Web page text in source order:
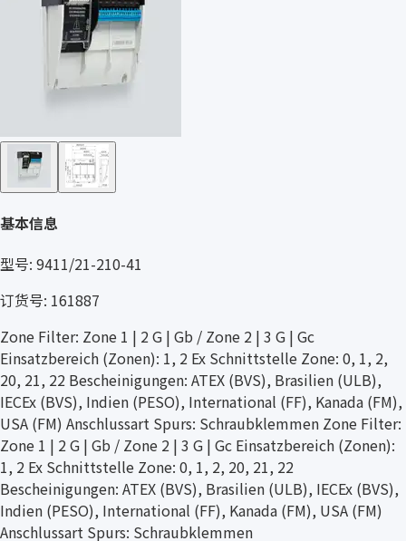
基本信息
型号: 9411/21-210-41
订货号: 161887
Zone Filter: Zone 1 | 2 G | Gb / Zone 2 | 3 G | Gc
Einsatzbereich (Zonen): 1, 2 Ex Schnittstelle Zone: 0, 1, 2,
20, 21, 22 Bescheinigungen: ATEX (BVS), Brasilien (ULB),
IECEx (BVS), Indien (PESO), International (FF), Kanada (FM),
USA (FM) Anschlussart Spurs: Schraubklemmen Zone Filter:
Zone 1 | 2 G | Gb / Zone 2 | 3 G | Gc Einsatzbereich (Zonen):
1, 2 Ex Schnittstelle Zone: 0, 1, 2, 20, 21, 22
Bescheinigungen: ATEX (BVS), Brasilien (ULB), IECEx (BVS),
Indien (PESO), International (FF), Kanada (FM), USA (FM)
Anschlussart Spurs: Schraubklemmen